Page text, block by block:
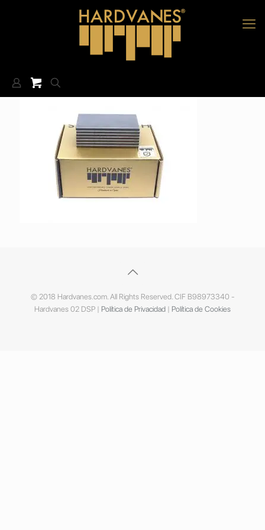
© 2018 Hardvanes.com. All Rights Reserved. CIF B98973340 -
Hardvanes 02 DSP | Política de Privacidad | Política de Cookies